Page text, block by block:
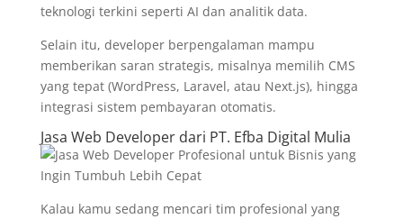
teknologi terkini seperti AI dan analitik data.
Selain itu, developer berpengalaman mampu
memberikan saran strategis, misalnya memilih CMS
yang tepat (WordPress, Laravel, atau Next.js), hingga
integrasi sistem pembayaran otomatis.
Jasa Web Developer dari PT. Efba Digital Mulia
Kalau kamu sedang mencari tim profesional yang